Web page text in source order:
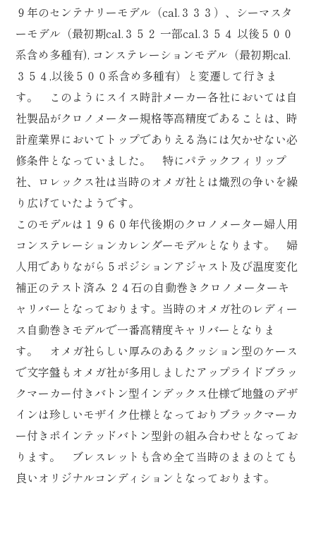
９年のセンテナリーモデル（cal.３３３）、シーマスタ
ーモデル（最初期cal.３５２ 一部cal.３５４ 以後５００
系含め多種有), コンステレーションモデル（最初期cal.
３５４,以後５００系含め多種有）と変遷して行きま
す。 このようにスイス時計メーカー各社においては自
社製品がクロノメーター規格等高精度であることは、時
計産業界においてトップでありえる為には欠かせない必
修条件となっていました。 特にパテックフィリップ
社、ロレックス社は当時のオメガ社とは熾烈の争いを繰
り広げていたようです。
このモデルは１９６０年代後期のクロノメーター婦人用
コンステレーションカレンダーモデルとなります。 婦
人用でありながら５ポジションアジャスト及び温度変化
補正のテスト済み ２４石の自動巻きクロノメーターキ
ャリバーとなっております。当時のオメガ社のレディー
ス自動巻きモデルで一番高精度キャリバーとなりま
す。 オメガ社らしい厚みのあるクッション型のケース
で文字盤もオメガ社が多用しましたアップライドブラッ
クマーカー付きバトン型インデックス仕様で地盤のデザ
インは珍しいモザイク仕様となっておりブラックマーカ
ー付きポインテッドバトン型針の組み合わせとなってお
ります。 ブレスレットも含め全て当時のままのとても
良いオリジナルコンディションとなっております。